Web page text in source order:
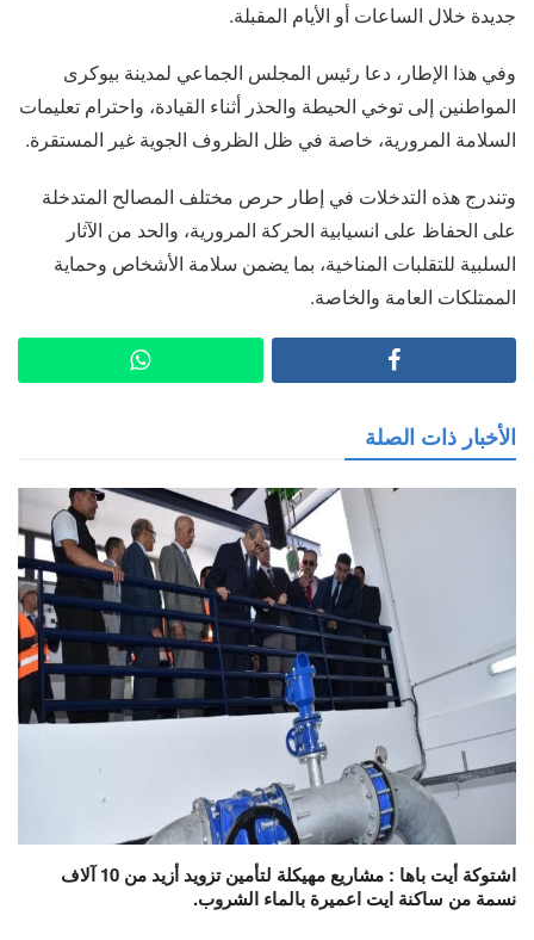
جديدة خلال الساعات أو الأيام المقبلة.
وفي هذا الإطار، دعا رئيس المجلس الجماعي لمدينة بيوكرى
المواطنين إلى توخي الحيطة والحذر أثناء القيادة، واحترام تعليمات
السلامة المرورية، خاصة في ظل الظروف الجوية غير المستقرة.
وتندرج هذه التدخلات في إطار حرص مختلف المصالح المتدخلة
على الحفاظ على انسيابية الحركة المرورية، والحد من الآثار
السلبية للتقلبات المناخية، بما يضمن سلامة الأشخاص وحماية
الممتلكات العامة والخاصة.
الأخبار ذات الصلة
اشتوكة أيت باها : مشاريع مهيكلة لتأمين تزويد أزيد من 10 آلاف
نسمة من ساكنة ايت اعميرة بالماء الشروب.